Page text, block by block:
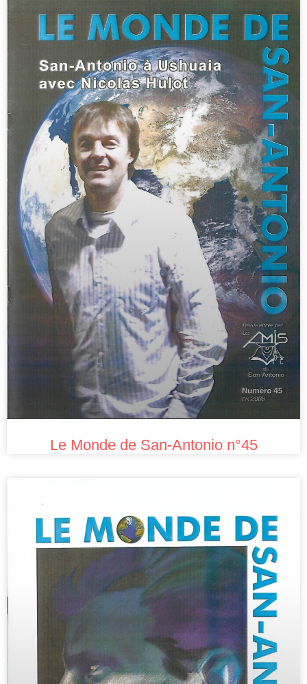
Le Monde de San-Antonio n°45